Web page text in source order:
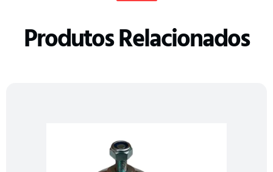
Produtos Relacionados